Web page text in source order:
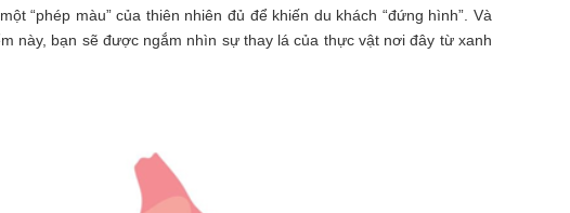
“phép màu” của thiên nhiên đủ để khiến du khách “đứng hình”. Và
này, bạn sẽ được ngắm nhìn sự thay lá của thực vật nơi đây từ xanh